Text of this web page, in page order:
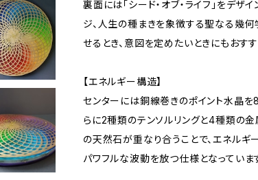
裏面には「シード・オブ・ライフ」をデザ
ジ、人生の種まきを象徴する聖なる幾何
せるとき、意図を定めたいときにもおすす
【エネルギー構造】
センターには銅線巻きのポイント水晶を
らに2種類のテンソルリングと4種類の金
の天然石が重なり合うことで、エネルギ
パワフルな波動を放つ仕様となっていま